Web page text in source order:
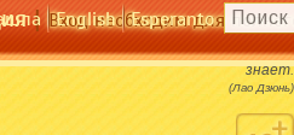
|Вход необходим для
English Esperanto
знает - не говорит, кто говорит - не
знает.
(Лао Дзюнь)